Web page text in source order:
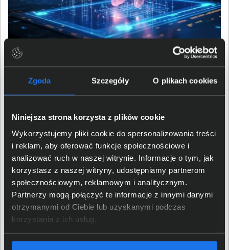
Zgoda Szczegóły O plikach cookies
Niniejsza strona korzysta z plików cookie
Wykorzystujemy pliki cookie do spersonalizowania treści
i reklam, aby oferować funkcje społecznościowe i
analizować ruch w naszej witrynie. Informacje o tym, jak
korzystasz z naszej witryny, udostępniamy partnerom
społecznościowym, reklamowym i analitycznym.
Partnerzy mogą połączyć te informacje z innymi danymi
otrzymanymi od Ciebie lub uzyskanymi podczas
korzystania z ich usług.
Potencjał do rozwoju każdej
dziedziny życia
Z pomocą sztucznej inteligencji użytkownicy mogą stać
się bardziej kreatywni, produktywni i bezpieczni.
Przeniesienie dotychczasowych trendów, znanych z
chmur obliczeniowych, na komputery PC, zwiększy
prywatność poprzez zmniejszenie zależności od
drogich centrów danych. Firma Intel udostępnia między
innymi oprogramowanie oneAPI i OpenVINO,
dedykowane stacje robocze i szkolenia, aby
deweloperzy mogli lepiej wykorzystać SI. Pozwoli im to
stworzyć oprogramowanie jeszcze lepiej wspierające
ich użytkowników w codziennych obowiązkach, ale i nie